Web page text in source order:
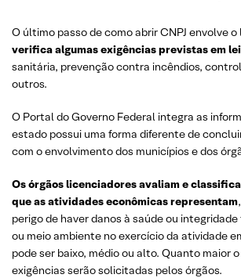
O último passo de como abrir CNPJ envolve
verifica algumas exigências previstas em lei
sanitária, prevenção contra incêndios,
outros.
O Portal do Governo Federal integra as
estado possui uma forma diferente de
com o envolvimento dos municípios e dos
Os órgãos licenciadores avaliam e
que as atividades econômicas representam
perigo de haver danos à saúde ou
ou meio ambiente no exercício da atividade
pode ser baixo, médio ou alto. Quanto maior
exigências serão solicitadas pelos órgãos.